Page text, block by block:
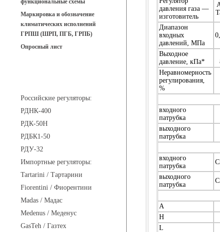
функциональные схемы
Маркировка и обозначение
климатических исполнений
ГРПШ (ШРП, ПГБ, ГРПБ)
Опросный лист
Российские регуляторы:
РДНК-400
РДК-50Н
РДБК1-50
РДУ-32
Импортные регуляторы:
Tartarini / Тартарини
Fiorentini / Фиорентини
Madas / Мадас
Medenus / Меденус
GasTeh / Газтех
давления газа —
изготовитель
Диапазон
входных
давлений, МПа
Выходное
давление, кПа*
Неравномерность
регулирования,
%
входного
патрубка
выходного
патрубка
входного
патрубка
выходного
патрубка
A
H
L